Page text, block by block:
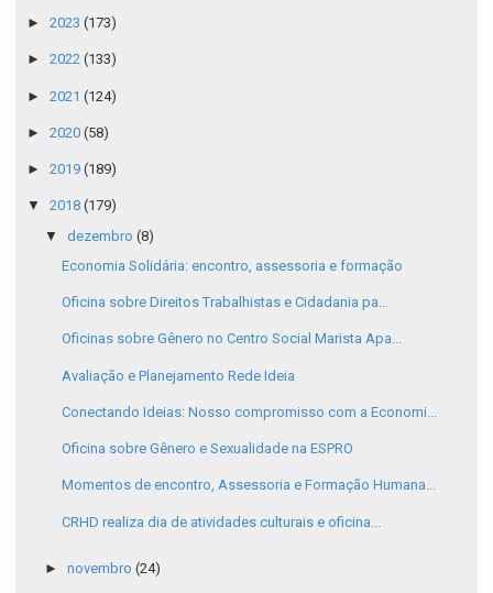
► 2023 (173)
► 2022 (133)
► 2021 (124)
► 2020 (58)
► 2019 (189)
▼ 2018 (179)
▼ dezembro (8)
Economia Solidária: encontro, assessoria e formação
Oficina sobre Direitos Trabalhistas e Cidadania pa...
Oficinas sobre Gênero no Centro Social Marista Apa...
Avaliação e Planejamento Rede Ideia
Conectando Ideias: Nosso compromisso com a Economi...
Oficina sobre Gênero e Sexualidade na ESPRO
Momentos de encontro, Assessoria e Formação Humana...
CRHD realiza dia de atividades culturais e oficina...
► novembro (24)